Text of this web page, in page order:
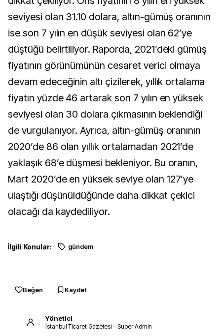
seviyesi olan 31.10 dolara, altın-gümüş oranının
ise son 7 yılın en düşük seviyesi olan 62’ye
düştüğü belirtiliyor. Raporda, 2021’deki gümüş
fiyatının görünümünün cesaret verici olmaya
devam edeceğinin altı çizilerek, yıllık ortalama
fiyatın yüzde 46 artarak son 7 yılın en yüksek
seviyesi olan 30 dolara çıkmasının beklendiği
de vurgulanıyor. Ayrıca, altın-gümüş oranının
2020’de 86 olan yıllık ortalamadan 2021’de
yaklaşık 68’e düşmesi bekleniyor. Bu oranın,
Mart 2020’de en yüksek seviye olan 127’ye
ulaştığı düşünüldüğünde daha dikkat çekici
olacağı da kaydediliyor.
İlgili Konular: gündem
Beğen Kaydet
Yönetici
İstanbul Ticaret Gazetesi – Süper Admin